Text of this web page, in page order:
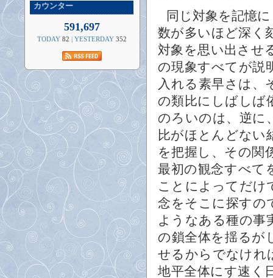
同じ対象を記憶
数が多いほど深く
対象を思い出させ
の現象すべてが説
入れる素早さは、
の類比にしばしば
のろいのは、逆に
比がほとんどない
を把握し、その関
最初の観念すべて
ことによってだけ
念をそこに探すの
ようなある種の事
の鎖全体を揺るが
せるからでなけれ
地平全体にす速く
カウンター
591,697
TODAY 82 | YESTERDAY 352